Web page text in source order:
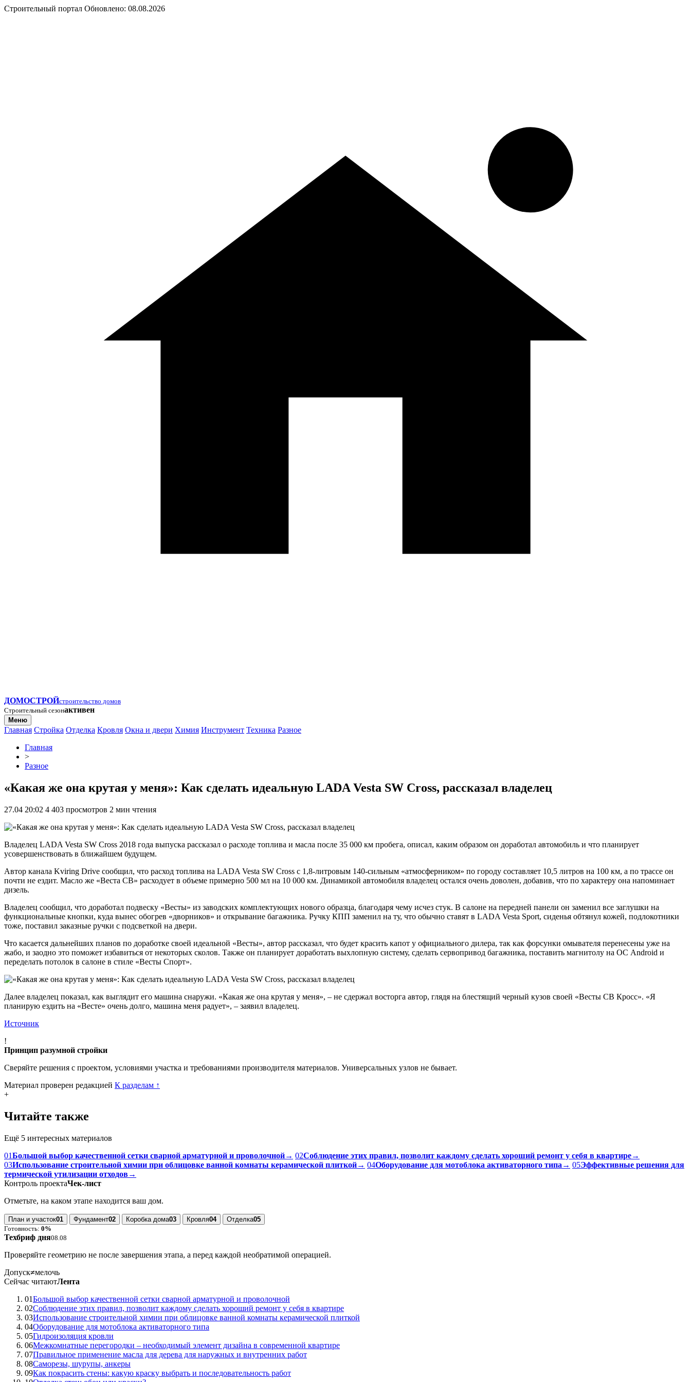
Строительный портал Обновлено: 08.08.2026
ДОМОСТРОЙстроительство домов
Строительный сезонактивен
Меню
Главная Стройка Отделка Кровля Окна и двери Химия Инструмент Техника Разное
Главная
>
Разное
«Какая же она крутая у меня»: Как сделать идеальную LADA Vesta SW Cross, рассказал владелец
27.04 20:02 4 403 просмотров 2 мин чтения
Владелец LADA Vesta SW Cross 2018 года выпуска рассказал о расходе топлива и масла после 35 000 км пробега, описал, каким образом он доработал автомобиль и что планирует
усовершенствовать в ближайшем будущем.
Автор канала Kviring Drive сообщил, что расход топлива на LADA Vesta SW Cross с 1,8-литровым 140-сильным «атмосферником» по городу составляет 10,5 литров на 100 км, а по трассе он
почти не ездит. Масло же «Веста СВ» расходует в объеме примерно 500 мл на 10 000 км. Динамикой автомобиля владелец остался очень доволен, добавив, что по характеру она напоминает
дизель.
Владелец сообщил, что доработал подвеску «Весты» из заводских комплектующих нового образца, благодаря чему исчез стук. В салоне на передней панели он заменил все заглушки на
функциональные кнопки, куда вынес обогрев «дворников» и открывание багажника. Ручку КПП заменил на ту, что обычно ставят в LADA Vesta Sport, сиденья обтянул кожей, подлокотники
тоже, поставил заказные ручки с подсветкой на двери.
Что касается дальнейших планов по доработке своей идеальной «Весты», автор рассказал, что будет красить капот у официального дилера, так как форсунки омывателя перенесены уже на
жабо, и заодно это поможет избавиться от некоторых сколов. Также он планирует доработать выхлопную систему, сделать сервопривод багажника, поставить магнитолу на ОС Android и
переделать потолок в салоне в стиле «Весты Спорт».
Далее владелец показал, как выглядит его машина снаружи. «Какая же она крутая у меня», – не сдержал восторга автор, глядя на блестящий черный кузов своей «Весты СВ Кросс». «Я
планирую ездить на «Весте» очень долго, машина меня радует», – заявил владелец.
Источник
!
Принцип разумной стройки
Сверяйте решения с проектом, условиями участка и требованиями производителя материалов. Универсальных узлов не бывает.
Материал проверен редакцией К разделам ↑
+
Читайте также
Ещё 5 интересных материалов
01Большой выбор качественной сетки сварной арматурной и проволочной→ 02Соблюдение этих правил, позволит каждому сделать хороший ремонт у себя в квартире→
03Использование строительной химии при облицовке ванной комнаты керамической плиткой→ 04Оборудование для мотоблока активаторного типа → 05Эффективные решения для
термической утилизации отходов→
Контроль проектаЧек-лист
Отметьте, на каком этапе находится ваш дом.
План и участок01 Фундамент02 Коробка дома03 Кровля04 Отделка05
Готовность: 0%
Техбриф дня08.08
Проверяйте геометрию не после завершения этапа, а перед каждой необратимой операцией.
Допуск≠мелочь
Сейчас читаютЛента
01Большой выбор качественной сетки сварной арматурной и проволочной
02Соблюдение этих правил, позволит каждому сделать хороший ремонт у себя в квартире
03Использование строительной химии при облицовке ванной комнаты керамической плиткой
04Оборудование для мотоблока активаторного типа
05Гидроизоляция кровли
06Межкомнатные перегородки – необходимый элемент дизайна в современной квартире
07Правильное применение масла для дерева для наружных и внутренних работ
08Саморезы, шурупы, анкеры
09Как покрасить стены: какую краску выбрать и последовательность работ